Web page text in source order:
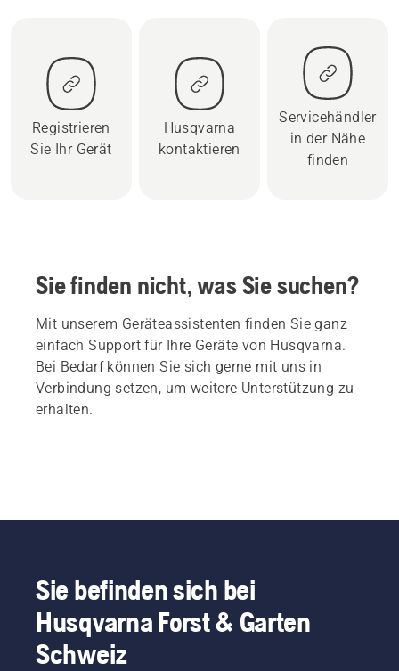
Registrieren
Sie Ihr Gerät
Husqvarna
kontaktieren
Servicehändler
in der Nähe
finden
Sie finden nicht, was Sie suchen?
Mit unserem Geräteassistenten finden Sie ganz
einfach Support für Ihre Geräte von Husqvarna.
Bei Bedarf können Sie sich gerne mit uns in
Verbindung setzen, um weitere Unterstützung zu
erhalten.
Sie befinden sich bei
Husqvarna Forst & Garten
Schweiz